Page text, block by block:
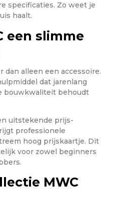
specificaties. Zo weet je
haalt.
een slimme
dan alleen een accessoire.
dat jarenlang
bouwkwaliteit behoudt
uitstekende prijs-
professionele
hoog prijskaartje. Dit
voor zowel beginners
MWC